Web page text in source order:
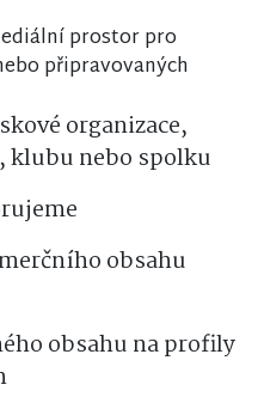
prostor pro
připravovaných
organizace,
klubu nebo spolku
obsahu
obsahu na profily